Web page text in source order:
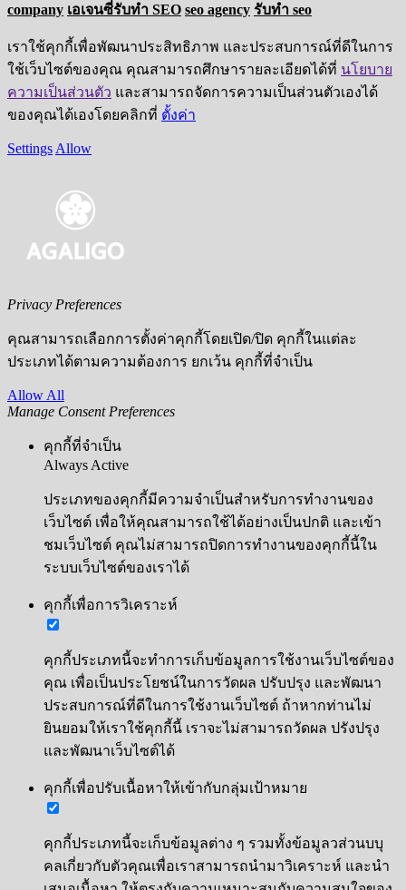
company เอเจนซี่รับทำ SEO seo agency รับทำ seo
เราใช้คุกกี้เพื่อพัฒนาประสิทธิภาพ และประสบการณ์ที่ดีในการ
ใช้เว็บไซต์ของคุณ คุณสามารถศึกษารายละเอียดได้ที่ นโยบาย
ความเป็นส่วนตัว และสามารถจัดการความเป็นส่วนตัวเองได้
ของคุณได้เองโดยคลิกที่ ตั้งค่า
Settings Allow
Privacy Preferences
คุณสามารถเลือกการตั้งค่าคุกกี้โดยเปิด/ปิด คุกกี้ในแต่ละ
ประเภทได้ตามความต้องการ ยกเว้น คุกกี้ที่จำเป็น
Allow All
Manage Consent Preferences
คุกกี้ที่จำเป็น
Always Active
ประเภทของคุกกี้มีความจำเป็นสำหรับการทำงานของ
เว็บไซต์ เพื่อให้คุณสามารถใช้ได้อย่างเป็นปกติ และเข้า
ชมเว็บไซต์ คุณไม่สามารถปิดการทำงานของคุกกี้นี้ใน
ระบบเว็บไซต์ของเราได้
คุกกี้เพื่อการวิเคราะห์
คุกกี้ประเภทนี้จะทำการเก็บข้อมูลการใช้งานเว็บไซต์ของ
คุณ เพื่อเป็นประโยชน์ในการวัดผล ปรับปรุง และพัฒนา
ประสบการณ์ที่ดีในการใช้งานเว็บไซต์ ถ้าหากท่านไม่
ยินยอมให้เราใช้คุกกี้นี้ เราจะไม่สามารถวัดผล ปรังปรุง
และพัฒนาเว็บไซต์ได้
คุกกี้เพื่อปรับเนื้อหาให้เข้ากับกลุ่มเป้าหมาย
คุกกี้ประเภทนี้จะเก็บข้อมูลต่าง ๆ รวมทั้งข้อมูลวส่วนบบุ
คลเกี่ยวกับตัวคุณเพื่อเราสามารถนำมาวิเคราะห์ และนำ